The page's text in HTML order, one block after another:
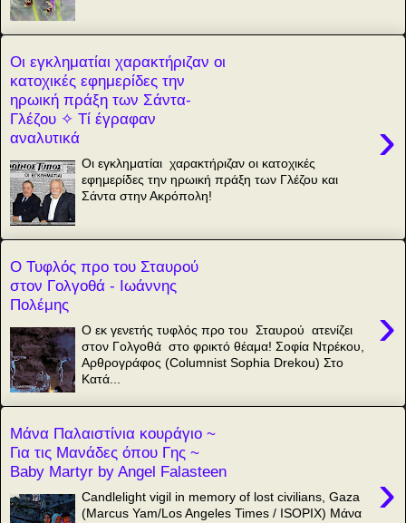
Οι εγκληματίαι χαρακτήριζαν οι
κατοχικές εφημερίδες την
ηρωική πράξη των Σάντα-
Γλέζου ✧ Τί έγραφαν
αναλυτικά
›
Οι εγκληματίαι χαρακτήριζαν οι κατοχικές
εφημερίδες την ηρωική πράξη των Γλέζου και
Σάντα στην Ακρόπολη!
Ο Τυφλός προ του Σταυρού
στον Γολγοθά - Ιωάννης
Πολέμης
›
Ο εκ γενετής τυφλός προ του Σταυρού ατενίζει
στον Γολγοθά στο φρικτό θέαμα! Σοφία Ντρέκου,
Αρθρογράφος (Columnist Sophia Drekou) Στο
Κατά...
Μάνα Παλαιστίνια κουράγιο ~
Για τις Μανάδες όπου Γης ~
Baby Martyr by Angel Falasteen
›
Candlelight vigil in memory of lost civilians, Gaza
(Marcus Yam/Los Angeles Times / ISOPIX) Μάνα